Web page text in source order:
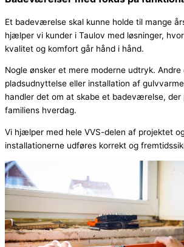
Et badeværelse skal kunne holde til mange
hjælper vi kunder i Taulov med løsninger,
kvalitet og komfort går hånd i hånd.
Nogle ønsker et mere moderne udtryk. Andre
pladsudnyttelse eller installation af
handler det om at skabe et badeværelse, der
familiens hverdag.
Vi hjælper med hele VVS-delen af projektet
installationerne udføres korrekt og